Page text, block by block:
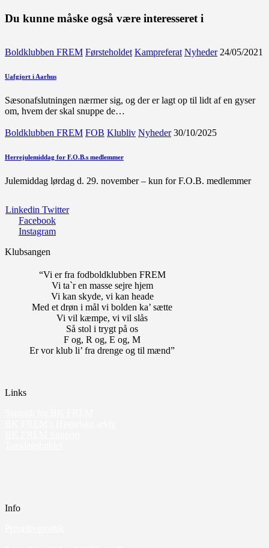
Du kunne måske også være interesseret i
Boldklubben FREM Førsteholdet Kampreferat Nyheder 24/05/2021
Uafgjort i Aarhus
Sæsonafslutningen nærmer sig, og der er lagt op til lidt af en gyser
om, hvem der skal snuppe de…
Boldklubben FREM FOB Klubliv Nyheder 30/10/2025
Herrejulemiddag for F.O.B.s medlemmer
Julemiddag lørdag d. 29. november – kun for F.O.B. medlemmer
Linkedin Twitter
Facebook
Instagram
Klubsangen
“Vi er fra fodboldklubben FREM
Vi ta`r en masse sejre hjem
Vi kan skyde, vi kan heade
Med et drøn i mål vi bolden ka’ sætte
Vi vil kæmpe, vi vil slås
Så stol i trygt på os
F og, R og, E og, M
Er vor klub li’ fra drenge og til mænd”
Links
Info